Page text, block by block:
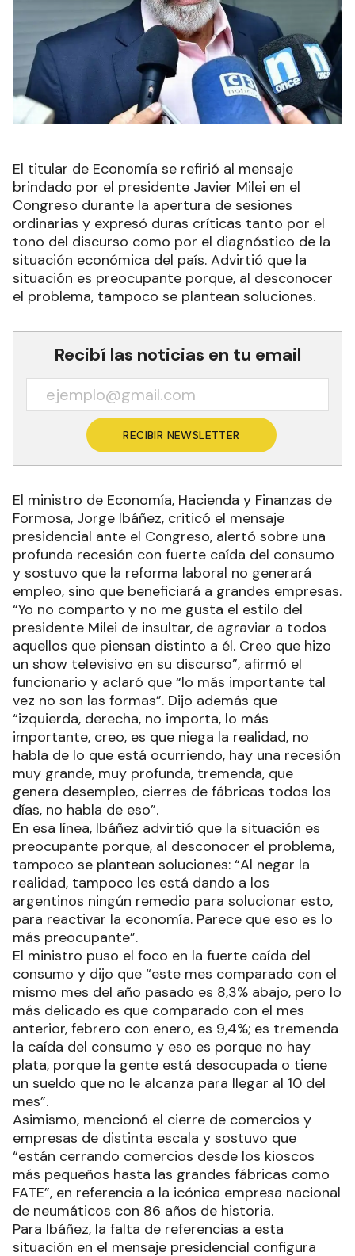
El titular de Economía se refirió al mensaje
brindado por el presidente Javier Milei en el
Congreso durante la apertura de sesiones
ordinarias y expresó duras críticas tanto por el
tono del discurso como por el diagnóstico de la
situación económica del país. Advirtió que la
situación es preocupante porque, al desconocer
el problema, tampoco se plantean soluciones.
Recibí las noticias en tu email
RECIBIR NEWSLETTER
El ministro de Economía, Hacienda y Finanzas de
Formosa, Jorge Ibáñez, criticó el mensaje
presidencial ante el Congreso, alertó sobre una
profunda recesión con fuerte caída del consumo
y sostuvo que la reforma laboral no generará
empleo, sino que beneficiará a grandes empresas.
“Yo no comparto y no me gusta el estilo del
presidente Milei de insultar, de agraviar a todos
aquellos que piensan distinto a él. Creo que hizo
un show televisivo en su discurso”, afirmó el
funcionario y aclaró que “lo más importante tal
vez no son las formas”. Dijo además que
“izquierda, derecha, no importa, lo más
importante, creo, es que niega la realidad, no
habla de lo que está ocurriendo, hay una recesión
muy grande, muy profunda, tremenda, que
genera desempleo, cierres de fábricas todos los
días, no habla de eso”.
En esa línea, Ibáñez advirtió que la situación es
preocupante porque, al desconocer el problema,
tampoco se plantean soluciones: “Al negar la
realidad, tampoco les está dando a los
argentinos ningún remedio para solucionar esto,
para reactivar la economía. Parece que eso es lo
más preocupante”.
El ministro puso el foco en la fuerte caída del
consumo y dijo que “este mes comparado con el
mismo mes del año pasado es 8,3% abajo, pero lo
más delicado es que comparado con el mes
anterior, febrero con enero, es 9,4%; es tremenda
la caída del consumo y eso es porque no hay
plata, porque la gente está desocupada o tiene
un sueldo que no le alcanza para llegar al 10 del
mes”.
Asimismo, mencionó el cierre de comercios y
empresas de distinta escala y sostuvo que
“están cerrando comercios desde los kioscos
más pequeños hasta las grandes fábricas como
FATE”, en referencia a la icónica empresa nacional
de neumáticos con 86 años de historia.
Para Ibáñez, la falta de referencias a esta
situación en el mensaje presidencial configura